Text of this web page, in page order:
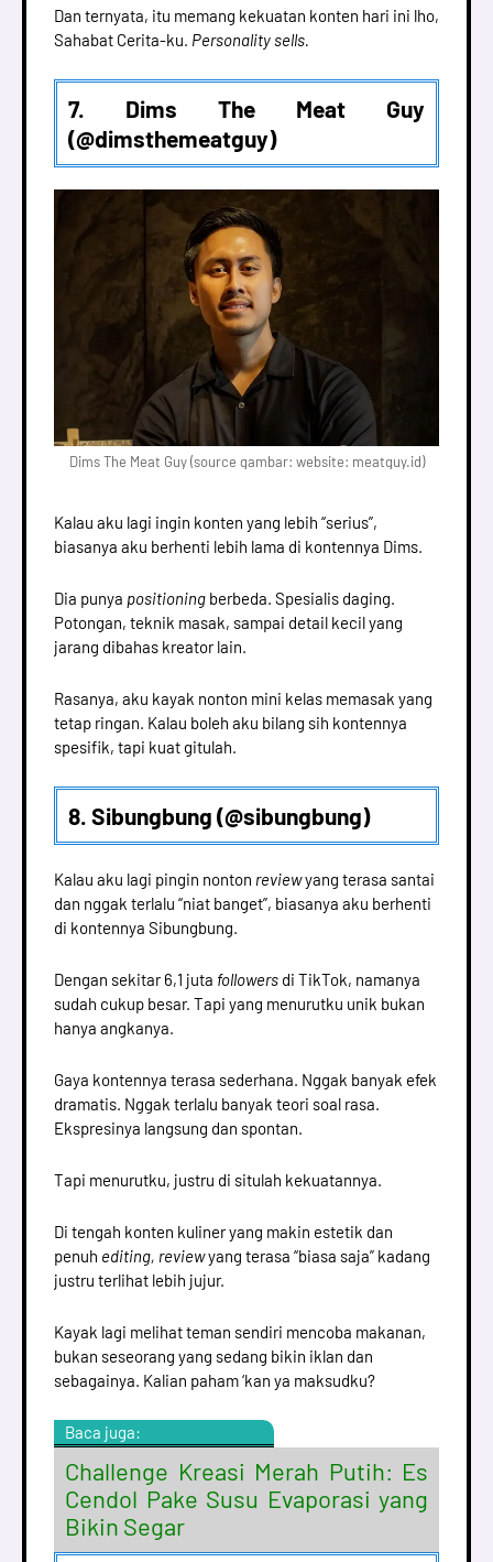
Dan ternyata, itu memang kekuatan konten hari ini lho,
Sahabat Cerita-ku. Personality sells.
7. Dims The Meat Guy
(@dimsthemeatguy)
Dims The Meat Guy (source gambar: website: meatguy.id)
Kalau aku lagi ingin konten yang lebih “serius”,
biasanya aku berhenti lebih lama di kontennya Dims.
Dia punya positioning berbeda. Spesialis daging.
Potongan, teknik masak, sampai detail kecil yang
jarang dibahas kreator lain.
Rasanya, aku kayak nonton mini kelas memasak yang
tetap ringan. Kalau boleh aku bilang sih kontennya
spesifik, tapi kuat gitulah.
8. Sibungbung (@sibungbung)
Kalau aku lagi pingin nonton reviewyang terasa santai
dan nggak terlalu “niat banget”, biasanya aku berhenti
di kontennya Sibungbung.
Dengan sekitar 6,1 juta followers di TikTok, namanya
sudah cukup besar. Tapi yang menurutku unik bukan
hanya angkanya.
Gaya kontennya terasa sederhana. Nggak banyak efek
dramatis. Nggak terlalu banyak teori soal rasa.
Ekspresinya langsung dan spontan.
Tapi menurutku, justru di situlah kekuatannya.
Di tengah konten kuliner yang makin estetik dan
penuh editing, reviewyang terasa “biasa saja” kadang
justru terlihat lebih jujur.
Kayak lagi melihat teman sendiri mencoba makanan,
bukan seseorang yang sedang bikin iklan dan
sebagainya. Kalian paham ‘kan ya maksudku?
Baca juga:
Challenge Kreasi Merah Putih: Es
Cendol Pake Susu Evaporasi yang
Bikin Segar